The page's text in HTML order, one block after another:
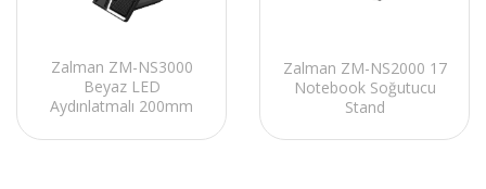
Zalman ZM-NS3000
Beyaz LED
Aydınlatmalı 200mm
Soğutucu Stand
Zalman ZM-NS2000 17
Notebook Soğutucu
Stand